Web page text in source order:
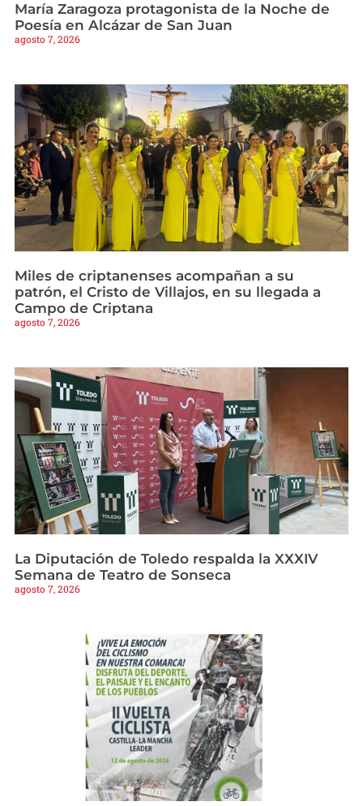
María Zaragoza protagonista de la Noche de
Poesía en Alcázar de San Juan
agosto 7, 2026
Miles de criptanenses acompañan a su
patrón, el Cristo de Villajos, en su llegada a
Campo de Criptana
agosto 7, 2026
La Diputación de Toledo respalda la XXXIV
Semana de Teatro de Sonseca
agosto 7, 2026